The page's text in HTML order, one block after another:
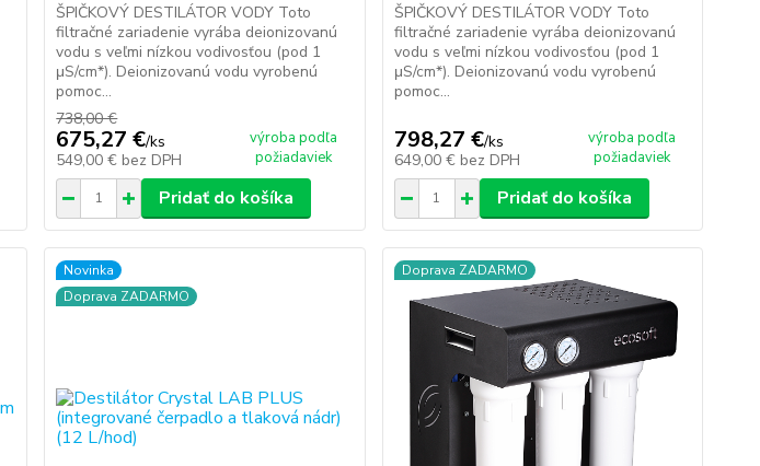
ŠPIČKOVÝ DESTILÁTOR VODY Toto
filtračné zariadenie vyrába deionizovanú
vodu s veľmi nízkou vodivosťou (pod 1
μS/cm*). Deionizovanú vodu vyrobenú
pomoc...
738,00 €
675,27 €/ks
549,00 € bez DPH
výroba podľa
požiadaviek
Pridať do košíka
ŠPIČKOVÝ DESTILÁTOR VODY Toto
filtračné zariadenie vyrába deionizovanú
vodu s veľmi nízkou vodivosťou (pod 1
μS/cm*). Deionizovanú vodu vyrobenú
pomoc...
798,27 €/ks
649,00 € bez DPH
výroba podľa
požiadaviek
Pridať do košíka
Novinka
Doprava ZADARMO
Doprava ZADARMO